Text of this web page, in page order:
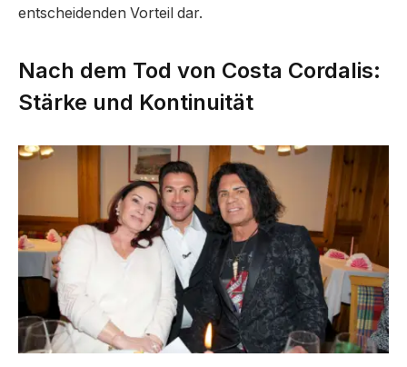
entscheidenden Vorteil dar.
Nach dem Tod von Costa Cordalis:
Stärke und Kontinuität